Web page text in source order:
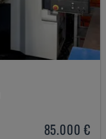
85.000 €